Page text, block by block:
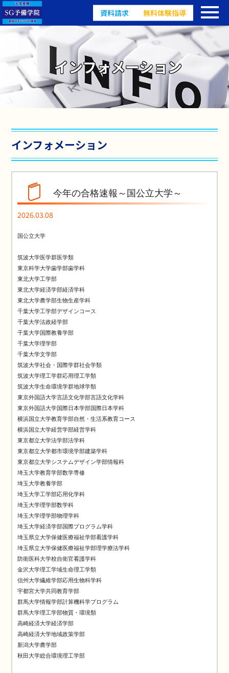
資料請求 無料体験指導
インフォメーション
インフォメーション
今年の合格速報～国公立大学～
2026.03.08
国公立大学
筑波大学医学群医学類
東京科学大学歯学部歯学科
東北大学工学部
東北大学経済学部経済学科
東北大学農学部生物生産学科
千葉大学工学部デザインコース
千葉大学法政経学部
千葉大学国際教養学部
千葉大学理学部
千葉大学文学部
筑波大学社会・国際学群社会学類
筑波大学理工学群応用理工学類
筑波大学生命環境学群地球学類
東京外国語大学言語文化学部言語文化学科
東京外国語大学国際日本学部国際日本学科
横浜国立大学教育学部自然・生活系教育コース
横浜国立大学経営学部経営学科
東京都立大学法学部法学科
東京都立大学都市環境学部建築学科
東京都立大学システムデザイン学部情報科
埼玉大学教育学部数学専修
埼玉大学教養学部
埼玉大学工学部応用化学科
埼玉大学理学部数学科
埼玉大学理学部物理学科
埼玉大学経済学部国際プログラム学科
埼玉県立大学保健医療福祉学部看護学科
埼玉県立大学保健医療福祉学部理学療法学科
防衛医科大学校自衛官看護学科
金沢大学理工学域生命理工学類
信州大学繊維学部応用生物科学科
宇都宮大学共同教育学部
群馬大学情報学部計算機科学プログラム
群馬大学理工学部物質・環境類
高崎経済大学経済学部
高崎経済大学地域政策学部
新潟大学農学部
秋田大学総合環境理工学部